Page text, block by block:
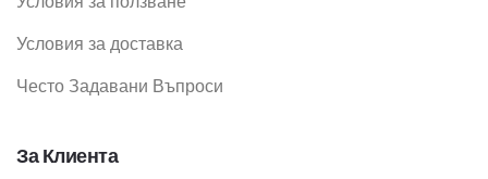
Условия за доставка
Често Задавани Въпроси
За Клиента